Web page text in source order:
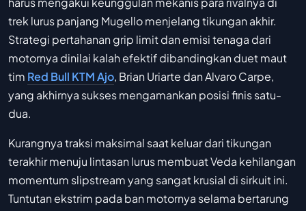
trek lurus panjang Mugello menjelang tikungan akhir.
Strategi pertahanan grip limit dan emisi tenaga dari
motornya dinilai kalah efektif dibandingkan duet maut
tim Red Bull KTM Ajo, Brian Uriarte dan Alvaro Carpe,
yang akhirnya sukses mengamankan posisi finis satu-
dua.
Kurangnya traksi maksimal saat keluar dari tikungan
terakhir menuju lintasan lurus membuat Veda kehilangan
momentum slipstream yang sangat krusial di sirkuit ini.
Tuntutan ekstrim pada ban motornya selama bertarung